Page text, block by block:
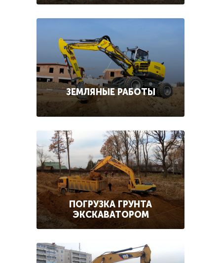
ЗЕМЛЯНЫЕ РАБОТЫ
ПОГРУЗКА ГРУНТА
ЭКСКАВАТОРОМ